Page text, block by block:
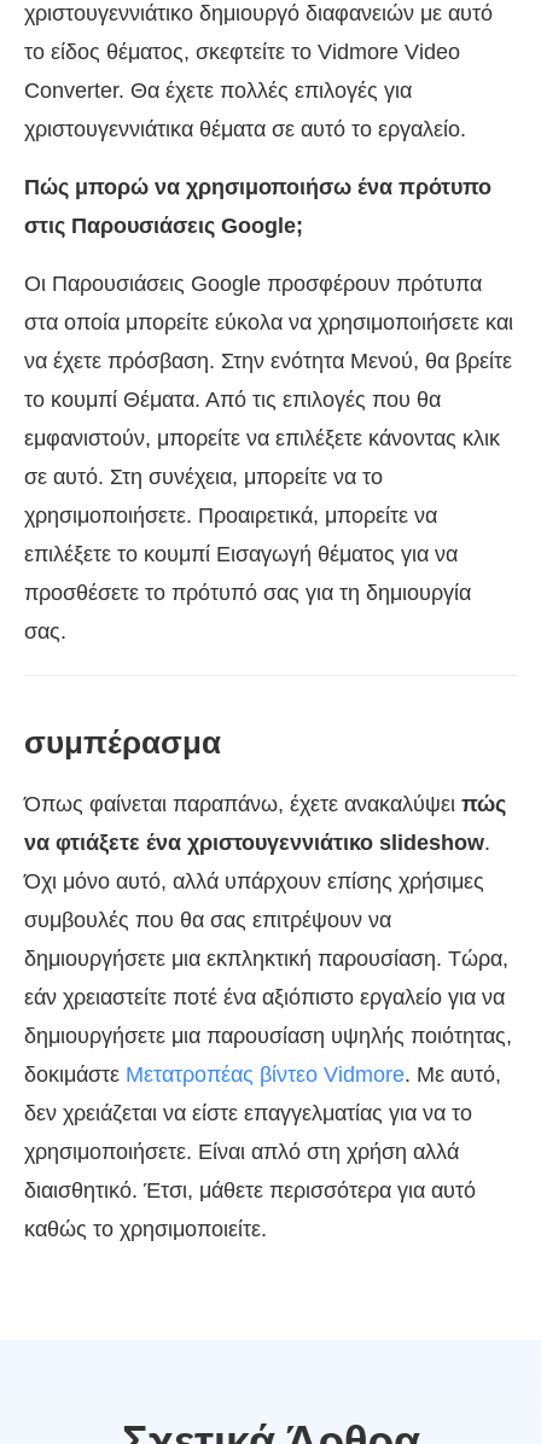
χριστουγεννιάτικο δημιουργό διαφανειών με αυτό
το είδος θέματος, σκεφτείτε το Vidmore Video
Converter. Θα έχετε πολλές επιλογές για
χριστουγεννιάτικα θέματα σε αυτό το εργαλείο.
Πώς μπορώ να χρησιμοποιήσω ένα πρότυπο
στις Παρουσιάσεις Google;
Οι Παρουσιάσεις Google προσφέρουν πρότυπα
στα οποία μπορείτε εύκολα να χρησιμοποιήσετε και
να έχετε πρόσβαση. Στην ενότητα Μενού, θα βρείτε
το κουμπί Θέματα. Από τις επιλογές που θα
εμφανιστούν, μπορείτε να επιλέξετε κάνοντας κλικ
σε αυτό. Στη συνέχεια, μπορείτε να το
χρησιμοποιήσετε. Προαιρετικά, μπορείτε να
επιλέξετε το κουμπί Εισαγωγή θέματος για να
προσθέσετε το πρότυπό σας για τη δημιουργία
σας.
συμπέρασμα
Όπως φαίνεται παραπάνω, έχετε ανακαλύψει πώς
να φτιάξετε ένα χριστουγεννιάτικο slideshow.
Όχι μόνο αυτό, αλλά υπάρχουν επίσης χρήσιμες
συμβουλές που θα σας επιτρέψουν να
δημιουργήσετε μια εκπληκτική παρουσίαση. Τώρα,
εάν χρειαστείτε ποτέ ένα αξιόπιστο εργαλείο για να
δημιουργήσετε μια παρουσίαση υψηλής ποιότητας,
δοκιμάστε Μετατροπέας βίντεο Vidmore. Με αυτό,
δεν χρειάζεται να είστε επαγγελματίας για να το
χρησιμοποιήσετε. Είναι απλό στη χρήση αλλά
διαισθητικό. Έτσι, μάθετε περισσότερα για αυτό
καθώς το χρησιμοποιείτε.